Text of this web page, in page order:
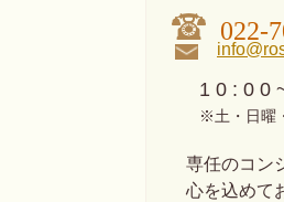
022-
1 0 : 0 0
※土・日曜・
専任のコン
心を込めて